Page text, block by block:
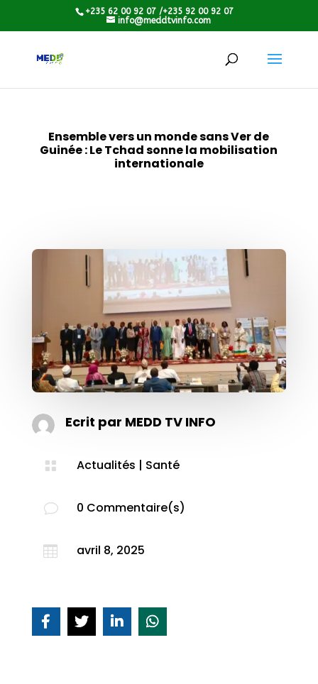
+235 62 00 92 07 /+235 92 00 92 07
info@meddtvinfo.com
Ensemble vers un monde sans Ver de
Guinée : Le Tchad sonne la mobilisation
internationale
Ecrit par MEDD TV INFO
 Actualités | Santé
v 0 Commentaire(s)
 avril 8, 2025